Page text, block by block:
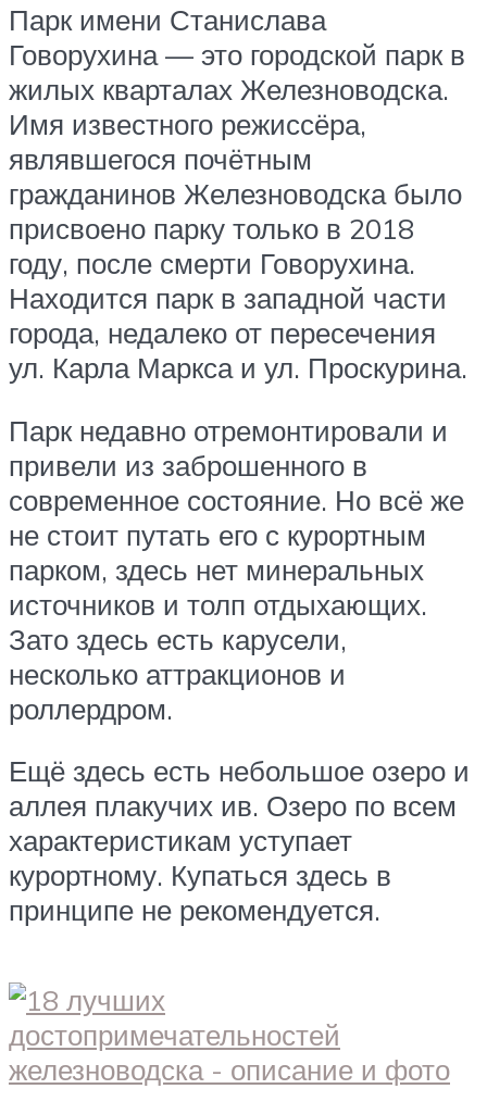
Парк имени Станислава
Говорухина — это городской парк в
жилых кварталах Железноводска.
Имя известного режиссёра,
являвшегося почётным
гражданинов Железноводска было
присвоено парку только в 2018
году, после смерти Говорухина.
Находится парк в западной части
города, недалеко от пересечения
ул. Карла Маркса и ул. Проскурина.
Парк недавно отремонтировали и
привели из заброшенного в
современное состояние. Но всё же
не стоит путать его с курортным
парком, здесь нет минеральных
источников и толп отдыхающих.
Зато здесь есть карусели,
несколько аттракционов и
роллердром.
Ещё здесь есть небольшое озеро и
аллея плакучих ив. Озеро по всем
характеристикам уступает
курортному. Купаться здесь в
принципе не рекомендуется.